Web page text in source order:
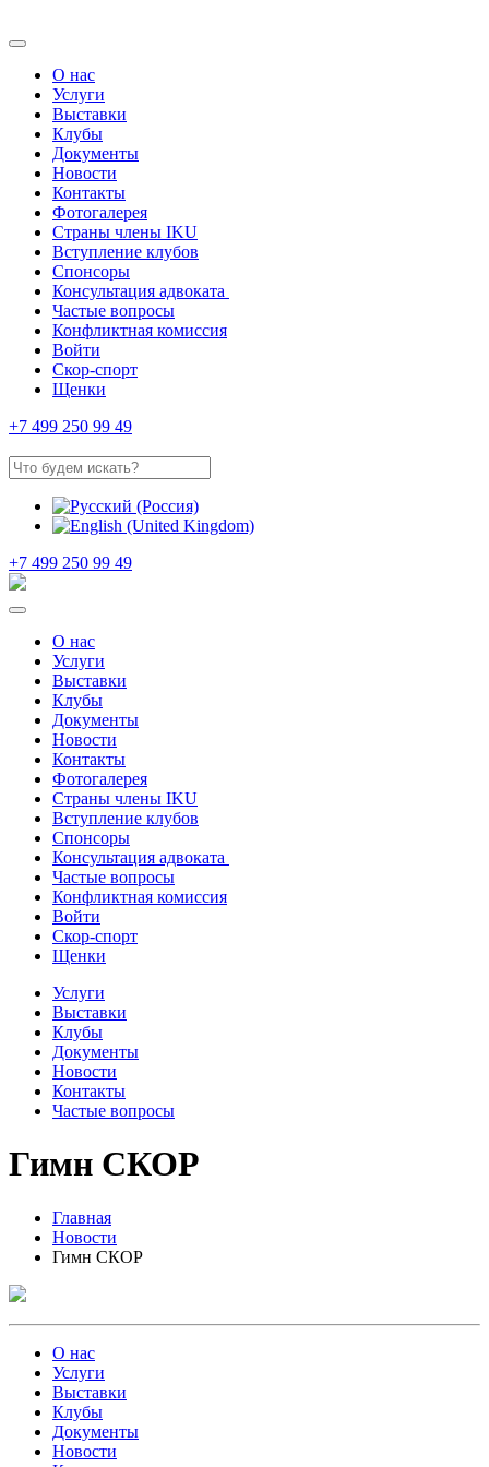
О нас
Услуги
Выставки
Клубы
Документы
Новости
Контакты
Фотогалерея
Страны члены IKU
Вступление клубов​
Спонсоры
Консультация адвоката ​
Частые вопросы
Конфликтная комиссия
Войти
Скор-спорт
Щенки
+7 499 250 99 49
+7 499 250 99 49
О нас
Услуги
Выставки
Клубы
Документы
Новости
Контакты
Фотогалерея
Страны члены IKU
Вступление клубов​
Спонсоры
Консультация адвоката ​
Частые вопросы
Конфликтная комиссия
Войти
Скор-спорт
Щенки
Услуги
Выставки
Клубы
Документы
Новости
Контакты
Частые вопросы
Гимн СКОР
Главная
Новости
Гимн СКОР
О нас
Услуги
Выставки
Клубы
Документы
Новости